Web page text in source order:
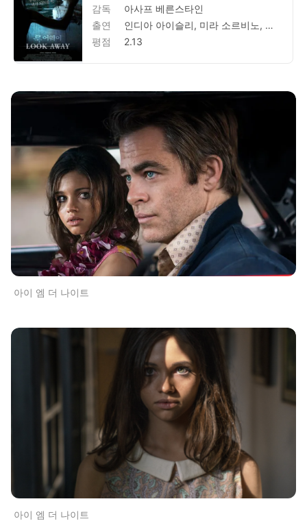
감독
아사프 베른스타인
출연
인디아 아이슬리, 미라 소르비노, 제이슨 아이삭스, 해리슨 길버트슨, 페넬로페 미첼, 존 C. 맥도널드, 크리스텐 해리스, 마이클 번스타인, 어니 피츠, 아사프 베른스타인, 아사프 베른스타인, 브래드 캐플런, 지오라 캐플런, 다나 루시그, 마이클 번스타인, 필리스 랭, 칠릭 마이클리, 아브라함 피르치, 니르 조하르, 마리오 그리고로프, 페드로 루케, 대니 래픽, 낸시 네이어
평점
2.13
아이 엠 더 나이트
아이 엠 더 나이트